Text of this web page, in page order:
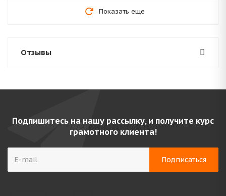
Показать еще
Отзывы
Подпишитесь на нашу рассылку, и получите курс
грамотного клиента!